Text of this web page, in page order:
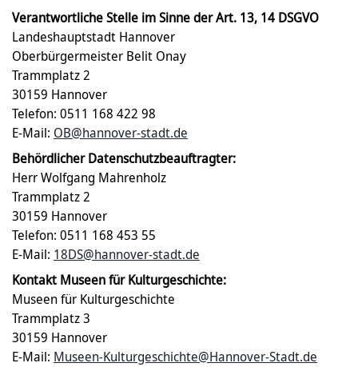
Verantwortliche Stelle im Sinne der Art. 13, 14 DSGVO
Landeshauptstadt Hannover
Oberbürgermeister Belit Onay
Trammplatz 2
30159 Hannover
Telefon: 0511 168 422 98
E-Mail: OB@hannover-stadt.de
Behördlicher Datenschutzbeauftragter:
Herr Wolfgang Mahrenholz
Trammplatz 2
30159 Hannover
Telefon: 0511 168 453 55
E-Mail: 18DS@hannover-stadt.de
Kontakt Museen für Kulturgeschichte:
Museen für Kulturgeschichte
Trammplatz 3
30159 Hannover
E-Mail: Museen-Kulturgeschichte@Hannover-Stadt.de